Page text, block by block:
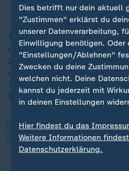
Sperre unter Druck
Trump argumentierte: "Ganz
muss ihnen erlauben, ihre
Zwei "großartige Athleten" seien
und hätten sich ineinander
Trump den Vorfall beim
Teams gegen Bosnien-
Das war kein Fall, in
zugeschlagen hat,
„
Dies betrifft nur dein aktuell
"Zustimmen" erklärst du
unserer Datenverarbeitung,
Einwilligung benötigen. Oder
"Einstellungen/Ablehnen"
Zwecken du deine
welchen nicht. Deine
kannst du jederzeit mit
in deinen Einstellungen
Hier findest du das
Weitere Informationen
Datenschutzerklärung.